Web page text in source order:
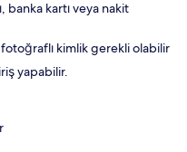
banka kartı veya nakit
kimlik gerekli olabilir
yapabilir.